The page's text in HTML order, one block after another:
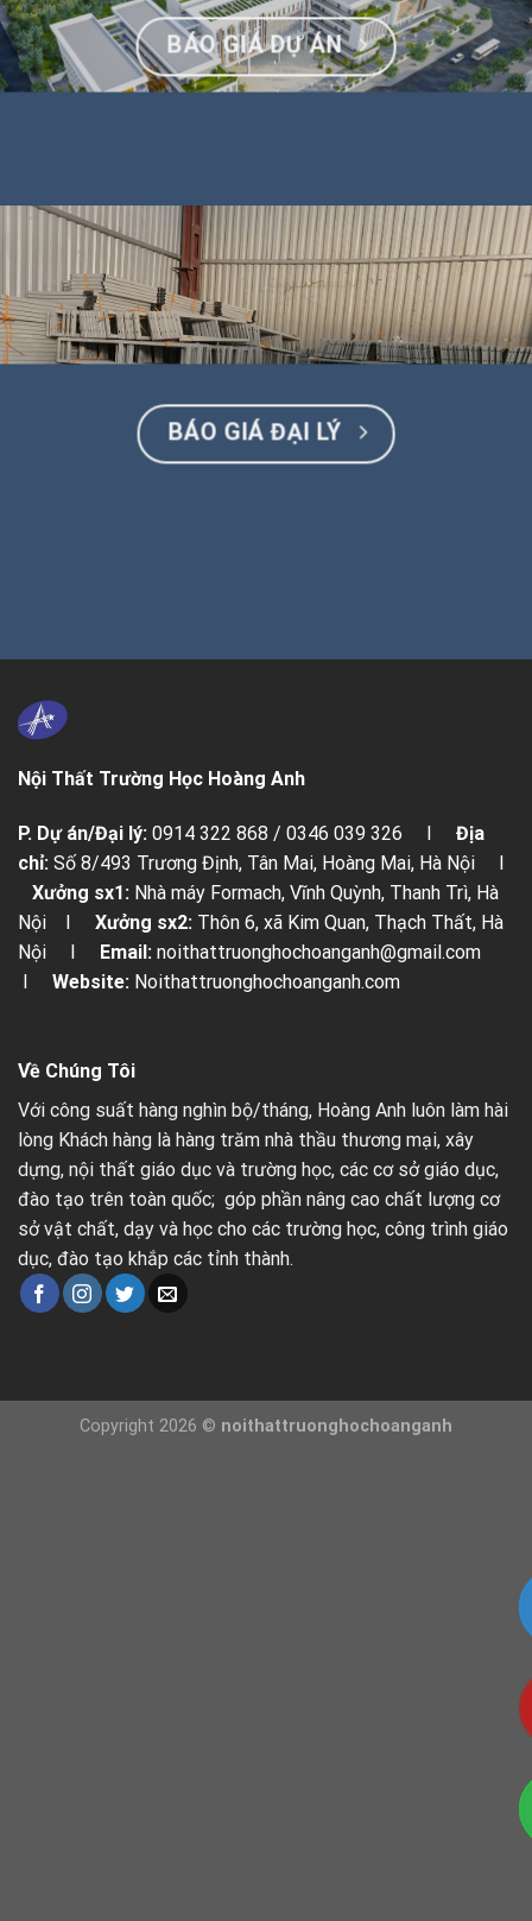
BÁO GIÁ DỰ ÁN
BÁO GIÁ ĐẠI LÝ
Nội Thất Trường Học Hoàng Anh
P. Dự án/Đại lý: 0914 322 868 / 0346 039 326 I Địa
chỉ: Số 8/493 Trương Định, Tân Mai, Hoàng Mai, Hà Nội I
Xưởng sx1: Nhà máy Formach, Vĩnh Quỳnh, Thanh Trì, Hà
Nội I Xưởng sx2: Thôn 6, xã Kim Quan, Thạch Thất, Hà
Nội I Email: noithattruonghochoanganh@gmail.com
I Website: Noithattruonghochoanganh.com
Về Chúng Tôi
Với công suất hàng nghìn bộ/tháng, Hoàng Anh luôn làm hài
lòng Khách hàng là hàng trăm nhà thầu thương mại, xây
dựng, nội thất giáo dục và trường học, các cơ sở giáo dục,
đào tạo trên toàn quốc; góp phần nâng cao chất lượng cơ
sở vật chất, dạy và học cho các trường học, công trình giáo
dục, đào tạo khắp các tỉnh thành.
Copyright 2026 © noithattruonghochoanganh